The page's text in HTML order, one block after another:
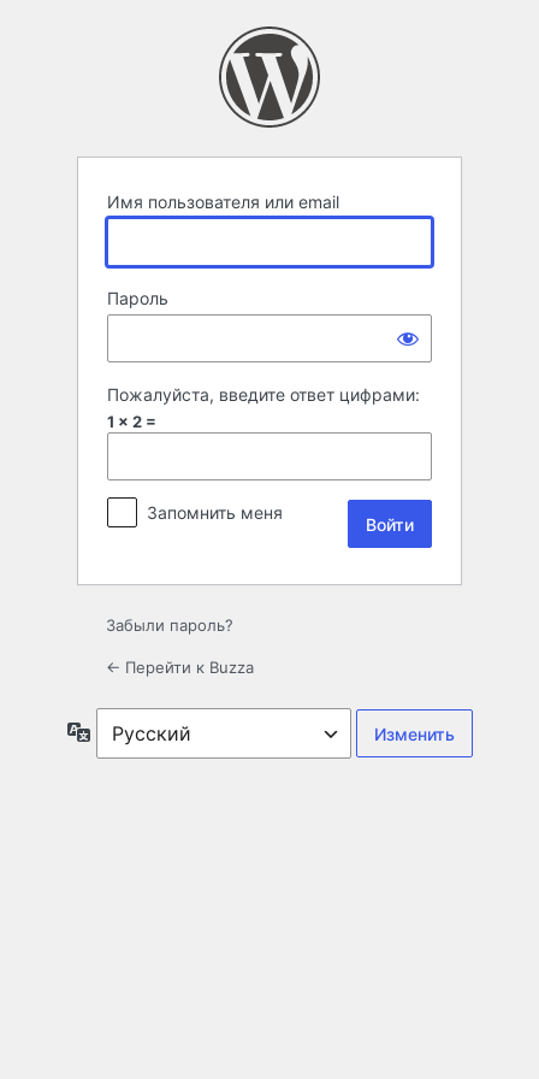
Имя пользователя или email
Пароль
Пожалуйста, введите ответ цифрами:
1 × 2 =
Запомнить меня
Забыли пароль?
← Перейти к Buzza
Язык